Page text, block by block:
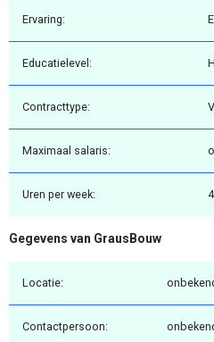
Ervaring:
Educatielevel:
Contracttype:
Maximaal salaris:
Uren per week:
Gegevens van GrausBouw
Locatie:
Contactpersoon: